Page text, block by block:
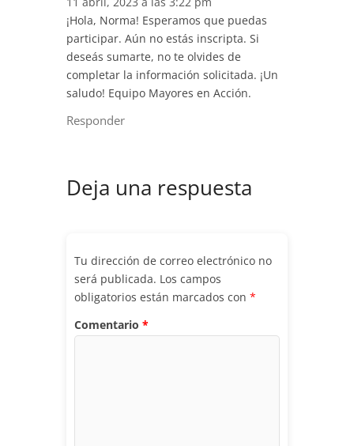
¡Hola, Norma! Esperamos que puedas
participar. Aún no estás inscripta. Si
deseás sumarte, no te olvides de
completar la información solicitada. ¡Un
saludo! Equipo Mayores en Acción.
Responder
Deja una respuesta
Tu dirección de correo electrónico no
será publicada. Los campos
obligatorios están marcados con *
Comentario *